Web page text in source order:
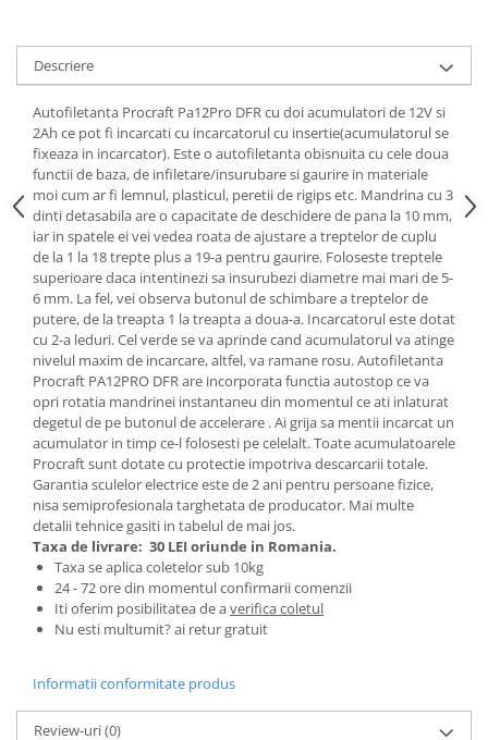
Incubatoare, oparitoare si
deplumatoare
Echipamente pentru animale
Aparate de tuns animale
Piese si accesorii aparate de tuns
animale
Tarcuri animale
Semanatori
Masini batut stalpi si accesorii
Roabe & accesorii
Casute gradina si cutii depozitare
Mobilier gradina
Corturi, Prelate si plase de
umbrire
Lopeti zapada
Zdrobitoare si teascuri
Teascuri
Zdrobitoare electrice
Zdrobitoare electrice & manuale
Zdrobitoare manuale
Articole antidaunatori gradina
Sere si solarii
Descriere
Autofiletanta Procraft Pa12Pro DFR cu doi acumulatori de 12V si
2Ah ce pot fi incarcati cu incarcatorul cu insertie(acumulatorul se
fixeaza in incarcator). Este o autofiletanta obisnuita cu cele doua
functii de baza, de infiletare/insurubare si gaurire in materiale
moi cum ar fi lemnul, plasticul, peretii de rigips etc. Mandrina cu 3
dinti detasabila are o capacitate de deschidere de pana la 10 mm,
iar in spatele ei vei vedea roata de ajustare a treptelor de cuplu
de la 1 la 18 trepte plus a 19-a pentru gaurire. Foloseste treptele
superioare daca intentinezi sa insurubezi diametre mai mari de 5-
6 mm. La fel, vei observa butonul de schimbare a treptelor de
putere, de la treapta 1 la treapta a doua-a. Incarcatorul este dotat
cu 2-a leduri. Cel verde se va aprinde cand acumulatorul va atinge
nivelul maxim de incarcare, altfel, va ramane rosu. Autofiletanta
Procraft PA12PRO DFR are incorporata functia autostop ce va
opri rotatia mandrinei instantaneu din momentul ce ati inlaturat
degetul de pe butonul de accelerare . Ai grija sa mentii incarcat un
acumulator in timp ce-l folosesti pe celelalt. Toate acumulatoarele
Procraft sunt dotate cu protectie impotriva descarcarii totale.
Garantia sculelor electrice este de 2 ani pentru persoane fizice,
nisa semiprofesionala targhetata de producator. Mai multe
detalii tehnice gasiti in tabelul de mai jos.
Taxa de livrare: 30 LEI oriunde in Romania.
Taxa se aplica coletelor sub 10kg
24 - 72 ore din momentul confirmarii comenzii
Iti oferim posibilitatea de averifica coletul
Nu esti multumit? ai retur gratuit
Informatii conformitate produs
Review-uri(0)